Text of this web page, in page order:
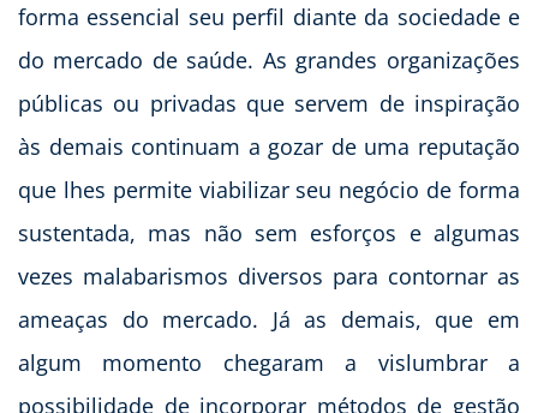
forma essencial seu perfil diante da sociedade e
do mercado de saúde. As grandes organizações
públicas ou privadas que servem de inspiração
às demais continuam a gozar de uma reputação
que lhes permite viabilizar seu negócio de forma
sustentada, mas não sem esforços e algumas
vezes malabarismos diversos para contornar as
ameaças do mercado. Já as demais, que em
algum momento chegaram a vislumbrar a
possibilidade de incorporar métodos de gestão